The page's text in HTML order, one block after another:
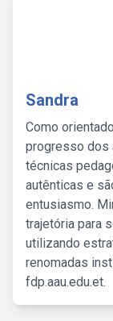
Sandra
Como
progresso dos
técnicas
autênticas e
entusiasmo.
trajetória para
utilizando
renomadas
fdp.aau.edu.et.